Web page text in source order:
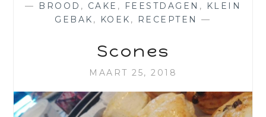
— BROOD , CAKE , FEESTDAGEN ,
KLEIN
GEBAK , KOEK , RECEPTEN —
Scones
MAART 25, 2018